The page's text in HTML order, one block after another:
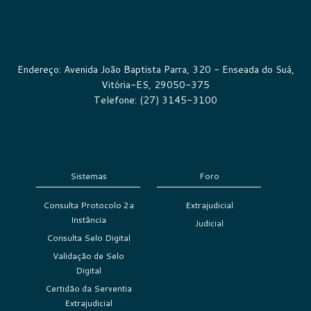
Endereço: Avenida João Baptista Parra, 320 - Enseada do Suá,
Vitória-ES, 29050-375
Telefone: (27) 3145-3100
Sistemas
Consulta Protocolo 2a
Instância
Consulta Selo Digital
Validação de Selo
Digital
Certidão da Serventia
Extrajudicial
Foro
Extrajudicial
Judicial